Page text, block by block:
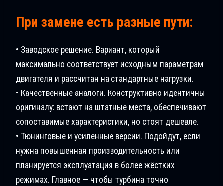
При замене есть разные пути:
• Заводское решение. Вариант, который
максимально соответствует исходным параметрам
двигателя и рассчитан на стандартные нагрузки.
• Качественные аналоги. Конструктивно идентичны
оригиналу: встают на штатные места, обеспечивают
сопоставимые характеристики, но стоят дешевле.
• Тюнинговые и усиленные версии. Подойдут, если
нужна повышенная производительность или
планируется эксплуатация в более жёстких
режимах. Главное — чтобы турбина точно